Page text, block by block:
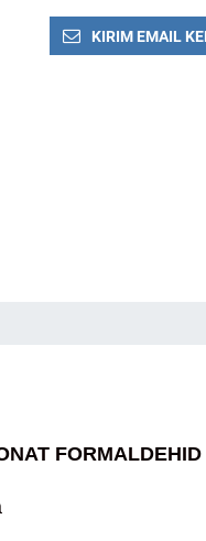
KIRIM EMAIL
FORMALDEHID